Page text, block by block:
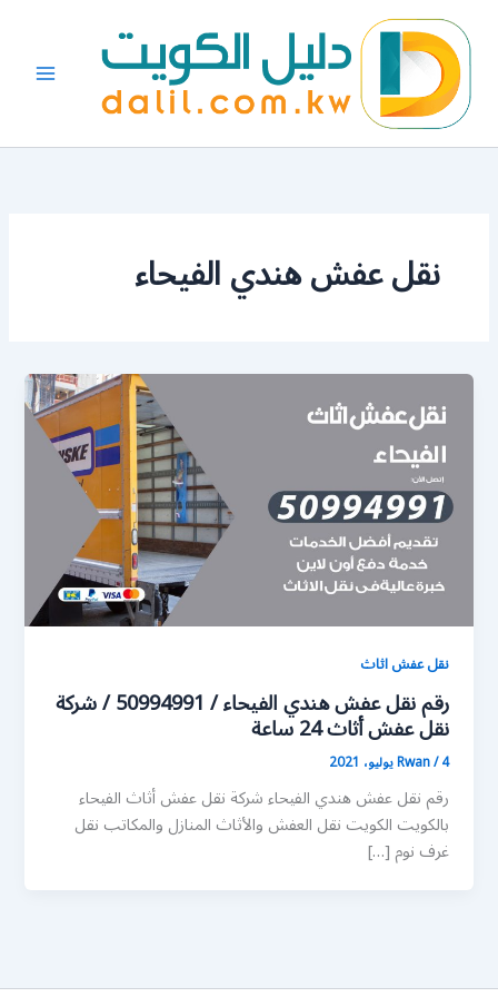
المحتوى
نقل عفش هندي الفيحاء
نقل عفش اثاث
رقم نقل عفش هندي الفيحاء / 50994991 / شركة
نقل عفش أثاث 24 ساعة
Rwan/4 يوليو، 2021
رقم نقل عفش هندي الفيحاء شركة نقل عفش أثاث الفيحاء
بالكويت الكويت نقل العفش والأثاث المنازل والمكاتب نقل
غرف نوم […]